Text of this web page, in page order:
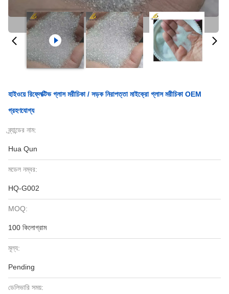
হাইওয়ে রিফ্লেক্টিভ গ্লাস মরীচিকা / সড়ক নিরাপত্তা মাইক্রো গ্লাস মরীচিকা OEM
গ্রহণযোগ্য
ব্র্যান্ডের নাম:
Hua Qun
মডেল নম্বর:
HQ-G002
MOQ:
100 কিলোগ্রাম
মূল্য:
Pending
ডেলিভারি সময়: